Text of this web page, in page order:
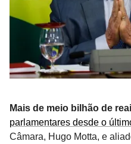
Mais de meio bilhão de
parlamentares desde o
Câmara, Hugo Motta, e